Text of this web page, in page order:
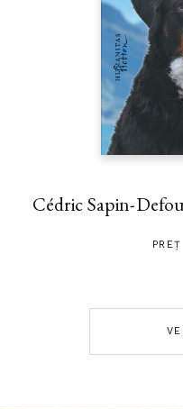
Cédric Sapin-